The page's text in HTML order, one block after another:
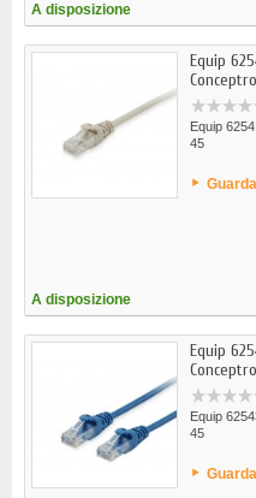
A disposizione
Equip
Equip
45
A disposizione
Equip
Equip
45